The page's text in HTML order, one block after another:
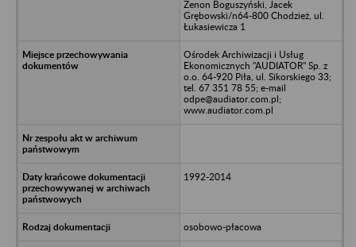
Zenon Boguszyński, Jacek
Grębowski/n64-800 Chodzież, ul.
Łukasiewicza 1
Ośrodek Archiwizacji i Usług
Ekonomicznych "AUDIATOR" Sp. z
o.o. 64-920 Piła, ul. Sikorskiego 33;
tel. 67 351 78 55; e-mail
odpe@audiator.com.pl;
www.audiator.com.pl
1992-2014
osobowo-płacowa